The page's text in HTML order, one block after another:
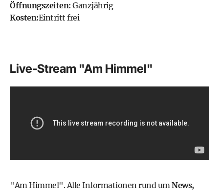
Öffnungszeiten: Ganzjährig
Kosten:Eintritt frei
Live-Stream "Am Himmel"
"Am Himmel". Alle Informationen rund umNews,